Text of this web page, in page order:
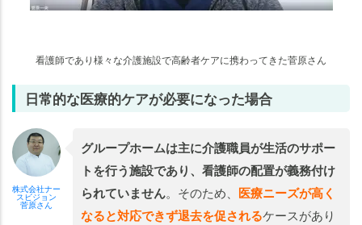
看護師であり様々な介護施設で高齢者ケアに携わってきた菅原さん
日常的な医療的ケアが必要になった場合
株式会社ナー
スビジョン
菅原さん
グループホームは主に介護職員が生活のサポー
トを行う施設であり、看護師の配置が義務付け
られていません。そのため、 医療ニーズが高く
なると対応できず退去を促されるケースがあり